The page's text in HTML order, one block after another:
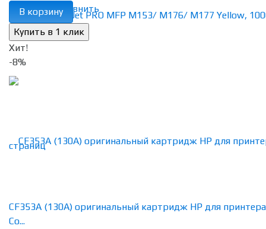
избранное сравнить
В корзину
Хит!
-8%
CF353A (130A) оригинальный картридж HP для
Co...